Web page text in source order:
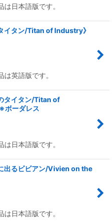
日本語版です。
イタン/Titan of Industry》
英語版です。
タイタン/Titan of
ーダレス
日本語版です。
出るビビアン/Vivien on the
日本語版です。